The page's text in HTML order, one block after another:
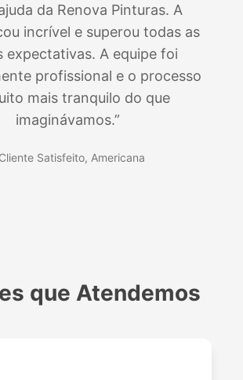
da Renova Pinturas. A
incrível e superou todas as
expectativas. A equipe foi
profissional e o processo
mais tranquilo do que
imaginávamos.”
Satisfeito, Americana
que Atendemos